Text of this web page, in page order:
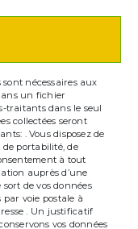
nécessaires aux
un fichier
traitants dans le seul
collectées seront
. Vous disposez de
de portabilité, de
à tout
auprès d’une
de vos données
par voie postale à
. Un justificatif
vos données